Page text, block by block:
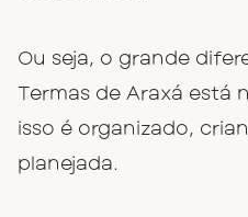
Ou seja, o grande
Termas de Araxá está
isso é organizado,
planejada.